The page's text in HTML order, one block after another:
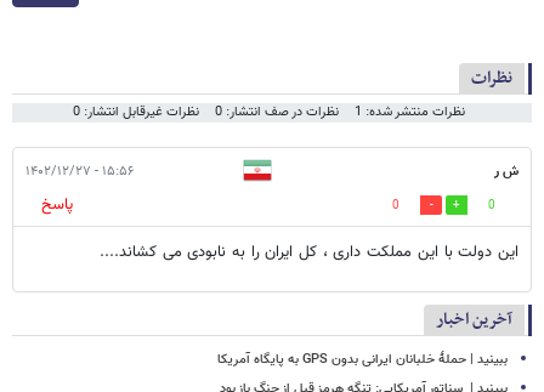
نظرات
نظرات منتشر شده: 1 نظرات در صف انتشار: 0 نظرات غیرقابل انتشار: 0
ش ر ۱۵:۵۶ - ۱۴۰۲/۱۲/۲۷
0
0
پاسخ
این دولت با این مملکت داری ، کل ایران را به نابودی می کشاند....
آخرین اخبار
ببینید | حملۀ خلبانان ایرانی بدون GPS به پایگاه آمریکا